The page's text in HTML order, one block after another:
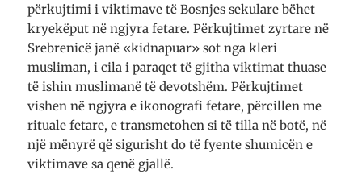
përkujtimi i viktimave të Bosnjes sekulare bëhet
kryekëput në ngjyra fetare. Përkujtimet zyrtare në
Srebrenicë janë «kidnapuar» sot nga kleri
musliman, i cila i paraqet të gjitha viktimat thuase
të ishin muslimanë të devotshëm. Përkujtimet
vishen në ngjyra e ikonografi fetare, përcillen me
rituale fetare, e transmetohen si të tilla në botë, në
një mënyrë që sigurisht do të fyente shumicën e
viktimave sa qenë gjallë.